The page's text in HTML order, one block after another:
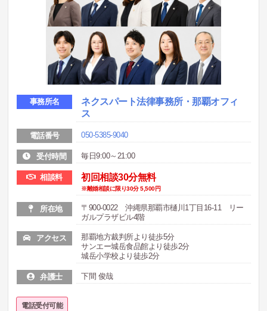
事務所名
ネクスパート法律事務所・那覇オフィ
ス
電話番号 050-5385-9040
受付時間 毎日9:00～21:00
相談料 初回相談30分無料
※離婚相談に限り30分 5,500円
所在地
〒900-0022 沖縄県那覇市樋川1丁目16-11 リー
ガルプラザビル4階
アクセス
那覇地方裁判所より徒歩5分
サンエー城岳食品館より徒歩2分
城岳小学校より徒歩2分
弁護士 下間 俊哉
電話受付可能